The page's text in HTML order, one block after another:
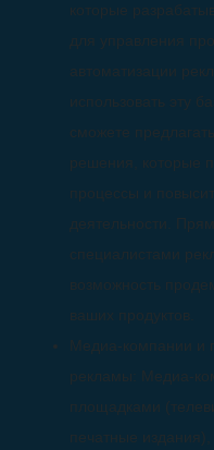
которые
для управления
автоматизации
использовать эту
сможете
решения, которые
процессы и
деятельности.
специалистами
возможность
ваших продуктов.
Медиа-компании и
рекламы: Медиа-
площадками
печатные издания),